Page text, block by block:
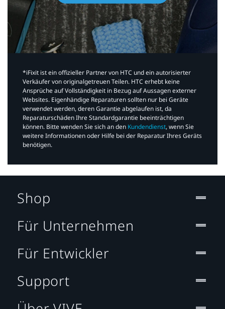
*iFixit ist ein offizieller Partner von HTC und ein autorisierter
Verkäufer von originalgetreuen Teilen. HTC erhebt keine
Ansprüche auf Vollständigkeit in Bezug auf Aussagen externer
Websites. Eigenhändige Reparaturen sollten nur bei Geräte
verwendet werden, deren Garantie abgelaufen ist, da
Reparaturschäden Ihre Standardgarantie beeinträchtigen
können. Bitte wenden Sie sich an den Kundendienst, wenn Sie
weitere Informationen oder Hilfe bei der Reparatur Ihres Geräts
benötigen.​
Shop
Für Unternehmen
Für Entwickler
Support